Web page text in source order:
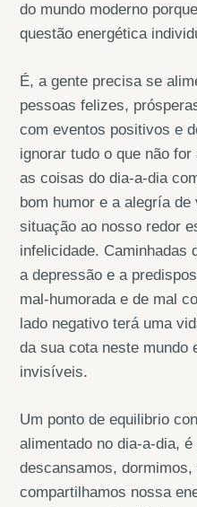
do mundo moderno
questão energética
É, a gente precisa se
pessoas felizes,
com eventos positivos e
ignorar tudo o que não
as coisas do dia-a-dia
bom humor e a alegría
situação ao nosso redor
infelicidade. Caminhadas
a depressão e a
mal-humorada e de mal
lado negativo terá uma
da sua cota neste mundo
invisíveis.
Um ponto de equilibrio
alimentado no dia-a-dia,
descansamos,
compartilhamos nossa